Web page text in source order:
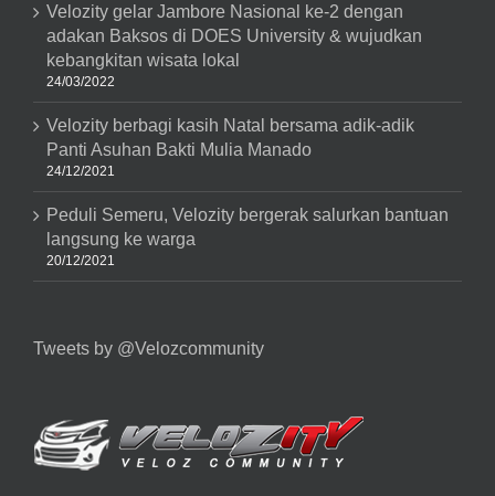
Velozity gelar Jambore Nasional ke-2 dengan
adakan Baksos di DOES University & wujudkan
kebangkitan wisata lokal
24/03/2022
Velozity berbagi kasih Natal bersama adik-adik
Panti Asuhan Bakti Mulia Manado
24/12/2021
Peduli Semeru, Velozity bergerak salurkan bantuan
langsung ke warga
20/12/2021
Tweets by @Velozcommunity